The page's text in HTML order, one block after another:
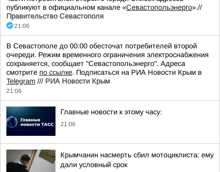
публикуют в официальном канале «Севастопольэнерго».//
Правительство Севастополя
21:06
В Севастополе до 00:00 обесточат потребителей второй
очереди. Режим временного ограничения электроснабжения
сохраняется, сообщает "Севастопольэнерго". Адреса
смотрите по ссылке. Подписаться на РИА Новости Крым в
Telegram /// РИА Новости Крым
21:06
Главные новости к этому часу:
21:06
Крымчанин насмерть сбил мотоциклиста: ему
дали условный срок